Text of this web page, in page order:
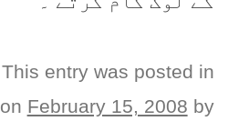
This entry was posted in
on February 15, 2008 by